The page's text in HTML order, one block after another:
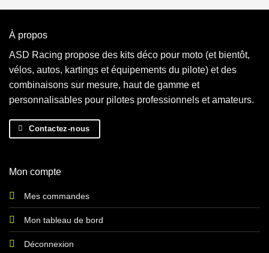
À propos
ASD Racing propose des kits déco pour moto (et bientôt,
vélos, autos, kartings et équipements du pilote) et des
combinaisons sur mesure, haut de gamme et
personnalisables pour pilotes professionnels et amateurs.
Contactez-nous
Mon compte
Mes commandes
Mon tableau de bord
Déconnexion